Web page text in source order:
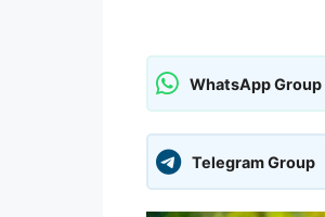
WhatsApp Group
Telegram Group